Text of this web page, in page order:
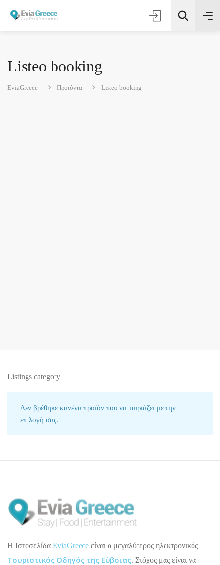
Τοποθεσία
Listeo booking
EviaGreece Προϊόντα Listeo booking
Listings category
Δεν βρέθηκε κανένα προϊόν που να ταιριάζει με την
επιλογή σας.
H Ιστοσελίδα EviaGreece είναι ο μεγαλύτερος ηλεκτρονικός
Τουριστικός Οδηγός της Εύβοιας. Στόχος μας είναι να